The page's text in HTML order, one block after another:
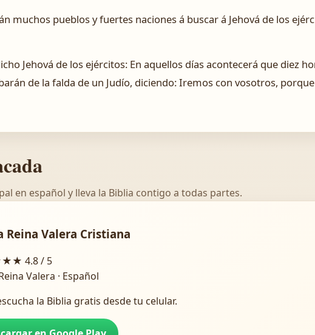
muchos pueblos y fuertes naciones á buscar á Jehová de los
Jehová de los ejércitos: En aquellos días acontecerá que diez
de la falda de un Judío, diciendo: Iremos con vosotros,
en español y lleva la Biblia contigo a todas partes.
Reina Valera Cristiana
4.8 / 5
Valera · Español
la Biblia gratis desde tu celular.